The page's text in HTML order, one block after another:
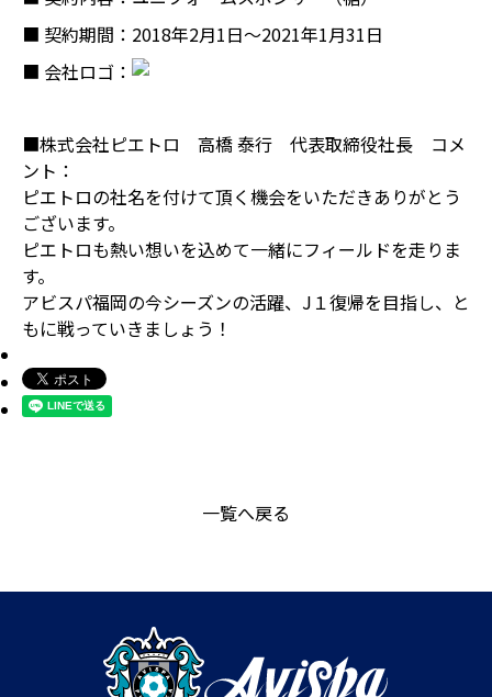
■ 契約期間： 2018年2月1日～2021年1月31日
■ 会社ロゴ：
■株式会社ピエトロ 高橋 泰行 代表取締役社長 コメ
ント：
ピエトロの社名を付けて頂く機会をいただきありがとう
ございます。
ピエトロも熱い想いを込めて一緒にフィールドを走りま
す。
アビスパ福岡の今シーズンの活躍、J１復帰を目指し、と
もに戦っていきましょう！
一覧へ戻る